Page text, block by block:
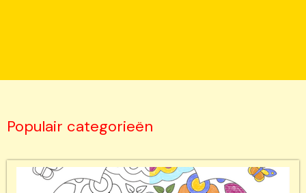
Populair categorieën